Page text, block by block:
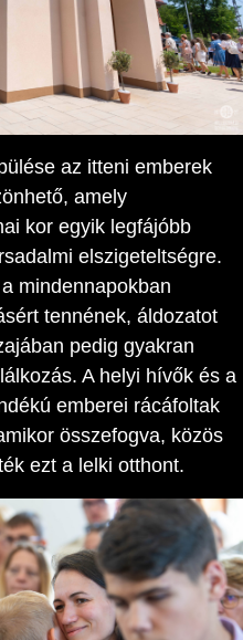
az itteni emberek
amely
kor egyik legfájóbb
elszigeteltségre.
mindennapokban
tennének, áldozatot
pedig gyakran
A helyi hívők és a
emberei rácáfoltak
összefogva, közös
ezt a lelki otthont.